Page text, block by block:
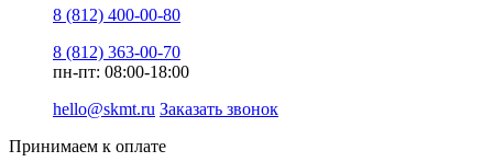
8 (812) 400-00-80
8 (812) 363-00-70
пн-пт: 08:00-18:00
hello@skmt.ru Заказать звонок
Принимаем к оплате